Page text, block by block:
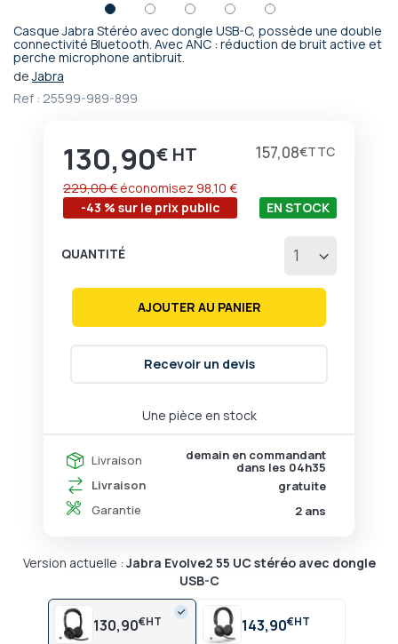
Casque Jabra Stéréo avec dongle USB-C, possède une double
connectivité Bluetooth. Avec ANC : réduction de bruit active et
perche microphone antibruit.
deJabra
Ref : 25599-989-899
Prix
130,90€ 157,08€
-43 % sur le prix public
229,00 € économisez 98,10 €
Une pièce en stock
EN STOCK
Livraison demain en commandant
dans les 04h35
Livraison
gratuite
Garantie
2 ans
QUANTITÉ
AJOUTER AU PANIER
Recevoir un devis
Version actuelle : Jabra Evolve2 55 UC stéréo avec dongle
USB-C
130,90€ 143,90€
Passer
au
début
de
d’images